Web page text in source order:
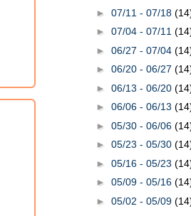
► 07/11 - 07/18
► 07/04 - 07/11
► 06/27 - 07/04
► 06/20 - 06/27
► 06/13 - 06/20
► 06/06 - 06/13
► 05/30 - 06/06
► 05/23 - 05/30
► 05/16 - 05/23
► 05/09 - 05/16
► 05/02 - 05/09